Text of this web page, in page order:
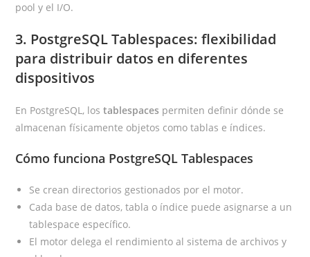
pool y el I/O.
3. PostgreSQL Tablespaces: flexibilidad
para distribuir datos en diferentes
dispositivos
En PostgreSQL, lostablespaces permiten definir dónde se
almacenan físicamente objetos como tablas e índices.
Cómo funciona PostgreSQL Tablespaces
Se crean directorios gestionados por el motor.
Cada base de datos, tabla o índice puede asignarse a un
tablespace específico.
El motor delega el rendimiento al sistema de archivos y